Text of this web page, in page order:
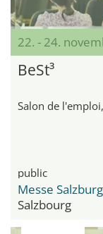
22. - 24.
BeSt³
Salon de
public
Messe Salzburg
Salzbourg